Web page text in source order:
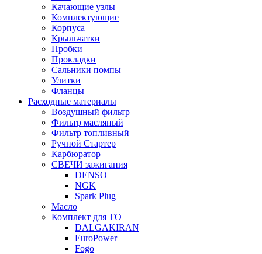
Качающие узлы
Комплектующие
Корпуса
Крыльчатки
Пробки
Прокладки
Сальники помпы
Улитки
Фланцы
Расходные материалы
Воздушный фильтр
Фильтр масляный
Фильтр топливный
Ручной Стартер
Карбюратор
СВЕЧИ зажигания
DENSO
NGK
Spark Plug
Масло
Комплект для ТО
DALGAKIRAN
EuroPower
Fogo